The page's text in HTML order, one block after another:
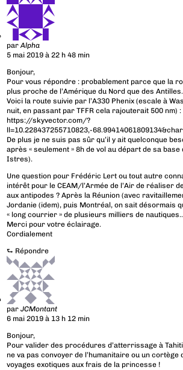
parAlpha
5 mai 2019 à 22 h 48 min
Bonjour,
Pour vous répondre : probablement parce que la
plus proche de l’Amérique du Nord que des
Voici la route suivie par l’A330 Phenix (escale à
nuit, en passant par TFFR cela rajouterait 500 nm) :
https://skyvector.com/?
ll=10.228437255710823,-
De plus je ne suis pas sûr qu’il y ait quelconque
après « seulement » 8h de vol au départ de sa base
Istres).
Une question pour Frédéric Lert ou tout autre
intérêt pour le CEAM/l’Armée de l’Air de réaliser
aux antipodes ? Après la Réunion (avec
Jordanie (idem), puis Montréal, on sait désormais
« long courrier » de plusieurs milliers de
Merci pour votre éclairage.
Cordialement
⮑ Répondre
parJCMontant
6 mai 2019 à 13 h 12 min
Bonjour,
Pour valider des procédures d’atterrissage à
ne va pas convoyer de l’humanitaire ou un cortège
voyages exotiques aux frais de la princesse !